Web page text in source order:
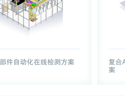
件自动化在线检测方案
复合
案